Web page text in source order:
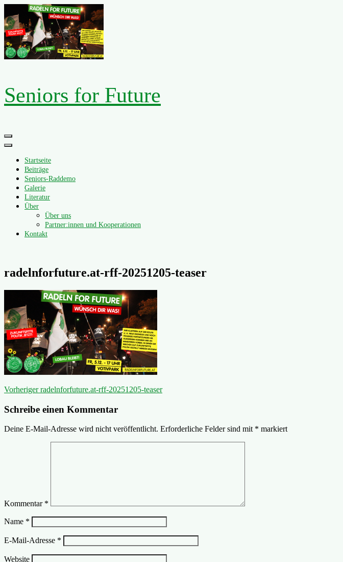
Inhalt
springen
Seniors for Future
Primäres
Menü
Startseite
Beiträge
Seniors-Raddemo
Galerie
Literatur
Über
Über uns
Partner:innen und Kooperationen
Kontakt
radelnforfuture.at-rff-20251205-teaser
Beitragsnavigation
Vorheriger Vorheriger
radelnforfuture.at-rff-20251205-teaser
Schreibe einen Kommentar
Deine E-Mail-Adresse wird nicht veröffentlicht. Erforderliche Felder sind mit * markiert
Kommentar *
Name *
E-Mail-Adresse *
Website